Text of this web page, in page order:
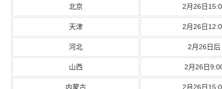
+数学+写作+英语二真题汇总】
北京 2月26日
天津 2月26日
河北 2月26日后
山西 2月26日
内蒙古 2月26日